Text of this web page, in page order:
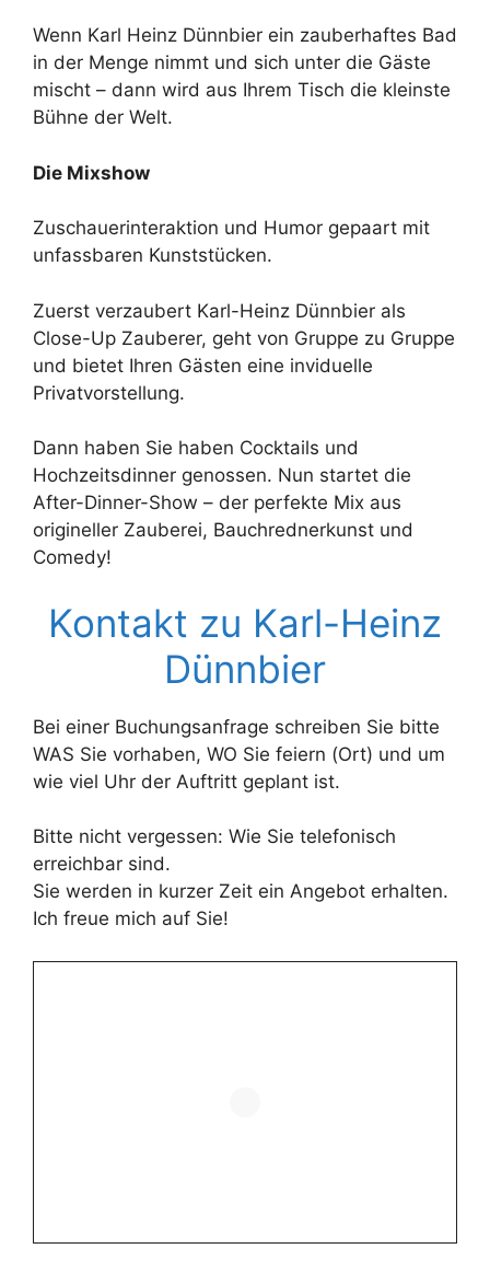
Wenn Karl Heinz Dünnbier ein zauberhaftes Bad
in der Menge nimmt und sich unter die Gäste
mischt – dann wird aus Ihrem Tisch die kleinste
Bühne der Welt.
Die Mixshow
Zuschauerinteraktion und Humor gepaart mit
unfassbaren Kunststücken.
Zuerst verzaubert Karl-Heinz Dünnbier als
Close-Up Zauberer, geht von Gruppe zu Gruppe
und bietet Ihren Gästen eine inviduelle
Privatvorstellung.
Dann haben Sie haben Cocktails und
Hochzeitsdinner genossen. Nun startet die
After-Dinner-Show – der perfekte Mix aus
origineller Zauberei, Bauchrednerkunst und
Comedy!
Kontakt zu Karl-Heinz
Dünnbier
Bei einer Buchungsanfrage schreiben Sie bitte
WAS Sie vorhaben, WO Sie feiern (Ort) und um
wie viel Uhr der Auftritt geplant ist.
Bitte nicht vergessen: Wie Sie telefonisch
erreichbar sind.
Sie werden in kurzer Zeit ein Angebot erhalten.
Ich freue mich auf Sie!